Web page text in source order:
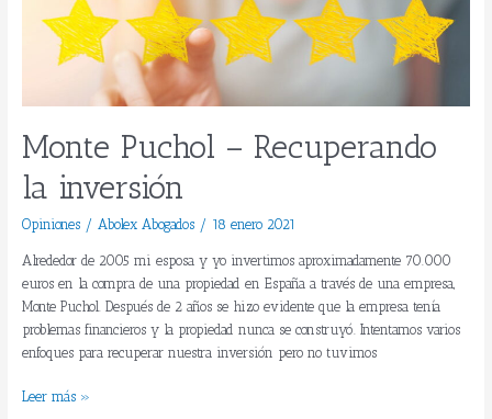
Monte Puchol – Recuperando
la inversión
Opiniones/ Abolex Abogados / 18 enero 2021
Alrededor de 2005 mi esposa y yo invertimos aproximadamente 70.000
euros en la compra de una propiedad en España a través de una empresa,
Monte Puchol. Después de 2 años se hizo evidente que la empresa tenía
problemas financieros y la propiedad nunca se construyó. Intentamos varios
enfoques para recuperar nuestra inversión pero no tuvimos
Puchol
Recuperando
Leer más »